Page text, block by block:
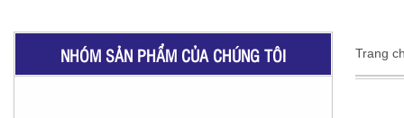
NHÓM SẢN PHẨM CỦA CHÚNG TÔI Trang